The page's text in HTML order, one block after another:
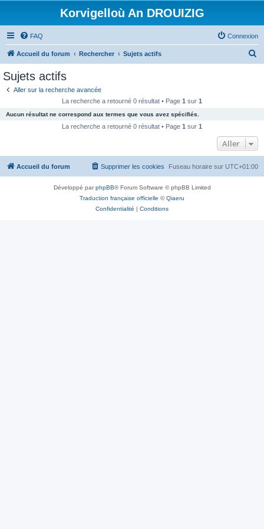
Korvigelloù An DROUIZIG
FAQ Connexion
Accueil du forum Rechercher Sujets actifs
c
e
Sujets actifs
Aller sur la recherche avancée
La recherche a retourné 0 résultat • Page 1 sur 1
Aucun résultat ne correspond aux termes que vous avez spécifiés.
La recherche a retourné 0 résultat • Page 1 sur 1
Aller
Accueil du forum Fuseau horaire sur UTC+01:00
Supprimer les cookies
Développé parphpBB® Forum Software © phpBB Limited
Traduction française officielle ©Qiaeru
Confidentialité | Conditions